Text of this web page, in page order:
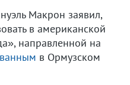
Макрон заявил,
в американской
направленной на
в Ормузском